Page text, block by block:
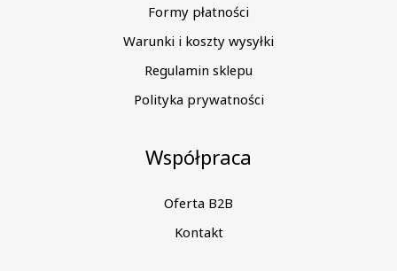
Formy płatności
Warunki i koszty wysyłki
Regulamin sklepu
Polityka prywatności
Współpraca
Oferta B2B
Kontakt